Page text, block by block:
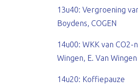
13u40: Vergroening
Boydens, COGEN
14u00: WKK van
Wingen, E. Van Wingen
14u20: Koffiepauze